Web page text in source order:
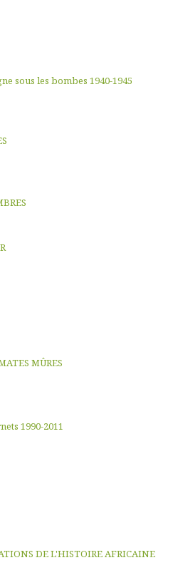
sous les bombes 1940-1945
MÛRES
1990-2011
DE L'HISTOIRE AFRICAINE